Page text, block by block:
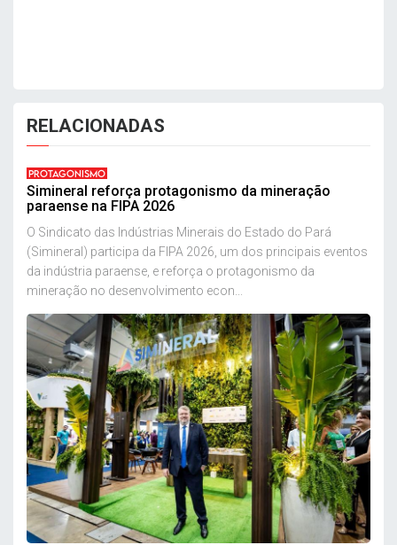
RELACIONADAS
PROTAGONISMO
Simineral reforça protagonismo da mineração
paraense na FIPA 2026
O Sindicato das Indústrias Minerais do Estado do Pará
(Simineral) participa da FIPA 2026, um dos principais eventos
da indústria paraense, e reforça o protagonismo da
mineração no desenvolvimento econ...